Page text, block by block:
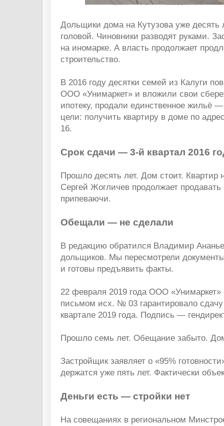
Дольщики дома на Кутузова уже десять
головой. Чиновники разводят руками.
на иномарке. А власть продолжает
строительство.
В 2016 году десятки семей из Калуги
ООО «Унимаркет» и вложили свои
ипотеку, продали единственное жильё
цели: получить квартиру в доме по
16.
Срок сдачи — 3-й квартал 2016
Прошло десять лет. Дом стоит. Квартир
Сергей Жогличев продолжает
припеваючи.
Обещали — не сделали
В редакцию обратился Владимир
дольщиков. Мы пересмотрели
и готовы предъявить факты.
22 февраля 2019 года ООО
письмом исх. № 03 гарантировало
квартале 2019 года. Подпись —
Прошло семь лет. Обещание забыто.
Застройщик заявляет о «95%
держатся уже пять лет. Фактически
Деньги есть — стройки нет
На совещаниях в региональном